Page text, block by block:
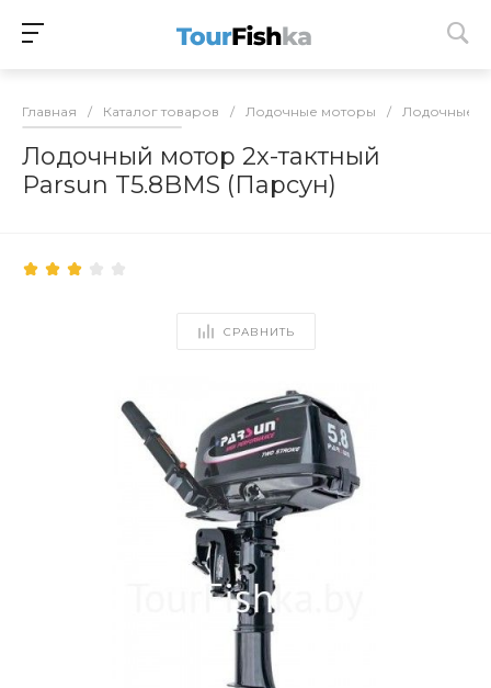
Главная / Каталог товаров / Лодочные моторы / Лодочные
Лодочный мотор 2х-тактный
Parsun T5.8BMS (Парсун)
СРАВНИТЬ